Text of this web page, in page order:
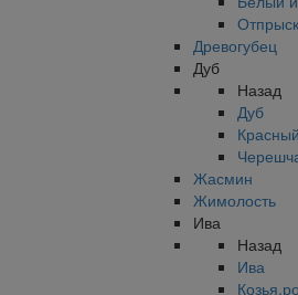
Древогубец
Дуб
Назад
Дуб
Красный
Жасмин
Жимолость
Ива
Назад
Ива